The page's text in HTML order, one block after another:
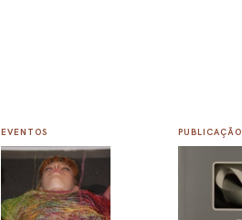
EVENTOS PUBLICAÇÃO